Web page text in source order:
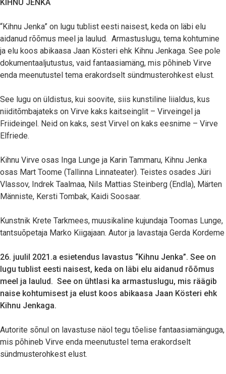
KIHNU JENKA
“Kihnu Jenka” on lugu tublist eesti naisest, keda on läbi elu
aidanud rõõmus meel ja laulud. Armastuslugu, tema kohtumine
ja elu koos abikaasa Jaan Kösteri ehk Kihnu Jenkaga. See pole
dokumentaaljutustus, vaid fantaasiamäng, mis põhineb Virve
enda meenutustel tema erakordselt sündmusterohkest elust.
See lugu on üldistus, kui soovite, siis kunstiline liialdus, kus
niiditõmbajateks on Virve kaks kaitseinglit – Virveingel ja
Friideingel. Neid on kaks, sest Virvel on kaks eesnime – Virve
Elfriede.
Kihnu Virve osas Inga Lunge ja Karin Tammaru, Kihnu Jenka
osas Mart Toome (Tallinna Linnateater). Teistes osades Jüri
Vlassov, Indrek Taalmaa, Nils Mattias Steinberg (Endla), Märten
Männiste, Kersti Tombak, Kaidi Soosaar.
Kunstnik Krete Tarkmees, muusikaline kujundaja Toomas Lunge,
tantsuõpetaja Marko Kiigajaan. Autor ja lavastaja Gerda Kordeme
26. juulil 2021.a esietendus lavastus “Kihnu Jenka”. See on
lugu tublist eesti naisest, keda on läbi elu aidanud rõõmus
meel ja laulud. See on ühtlasi ka armastuslugu, mis räägib
naise kohtumisest ja elust koos abikaasa Jaan Kösteri ehk
Kihnu Jenkaga.
Autorite sõnul on lavastuse näol tegu tõelise fantaasiamänguga,
mis põhineb Virve enda meenutustel tema erakordselt
sündmusterohkest elust.